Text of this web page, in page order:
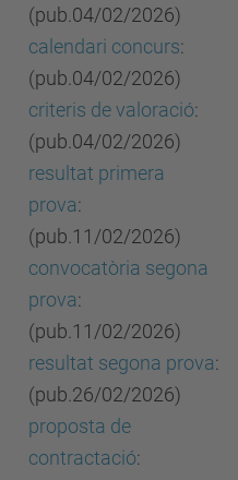
(pub.04/02/2026)
calendari concurs:
(pub.04/02/2026)
criteris de valoració:
(pub.04/02/2026)
resultat primera
prova:
(pub.11/02/2026)
convocatòria segona
prova:
(pub.11/02/2026)
resultat segona prova:
(pub.26/02/2026)
proposta de
contractació: